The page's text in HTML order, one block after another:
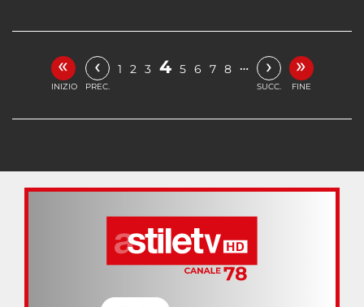
«
INIZIO
‹
PREC.
1 2 3 4 5 6 7 8 … ›
SUCC.
»
FINE